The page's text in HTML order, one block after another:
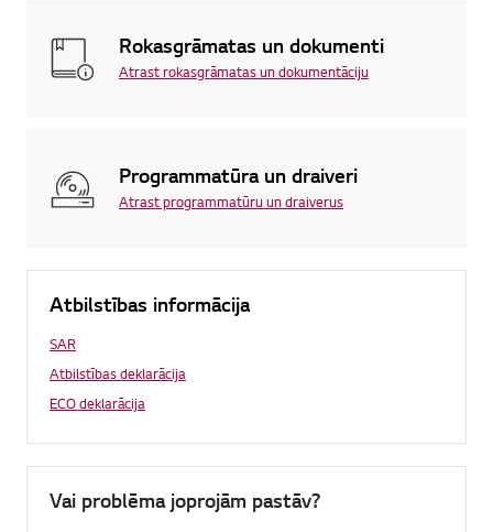
Rokasgrāmatas un dokumenti
Atrast rokasgrāmatas un dokumentāciju
Programmatūra un draiveri
Atrast programmatūru un draiverus
Atbilstības informācija
SAR
Atbilstības deklarācija
ECO deklarācija
Vai problēma joprojām pastāv?